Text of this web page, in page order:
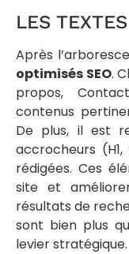
LES
Après
optimisés SEO.
propos,
contenus
De plus, il est
accrocheurs
rédigées. Ces
site et
résultats de
sont bien plus
levier stratégique.